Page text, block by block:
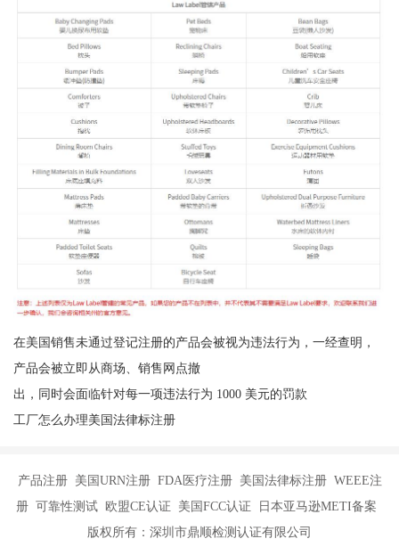
在美国销售未通过登记注册的产品会被视为违法行为，一经查明，
产品会被立即从商场、销售网点撤
出，同时会面临针对每一项违法行为 1000 美元的罚款
工厂怎么办理美国法律标注册
产品注册 美国URN注册 FDA医疗注册 美国法律标注册 WEEE注
册 可靠性测试 欧盟CE认证 美国FCC认证 日本亚马逊METI备案
版权所有：深圳市鼎顺检测认证有限公司